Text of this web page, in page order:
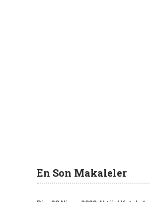
En Son Makaleler